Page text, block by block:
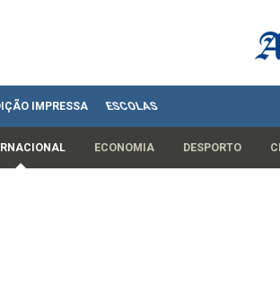
IMPRESSA ESCOLAS
ECONOMIA DESPORTO